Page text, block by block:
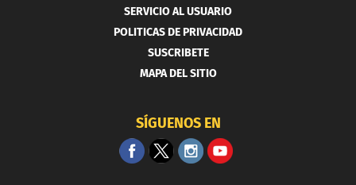
SERVICIO AL USUARIO
POLITICAS DE PRIVACIDAD
SUSCRIBETE
MAPA DEL SITIO
SÍGUENOS EN